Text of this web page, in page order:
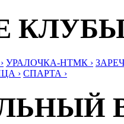
УРАЛОЧКА-НТМК ›
› СПАРТА ›